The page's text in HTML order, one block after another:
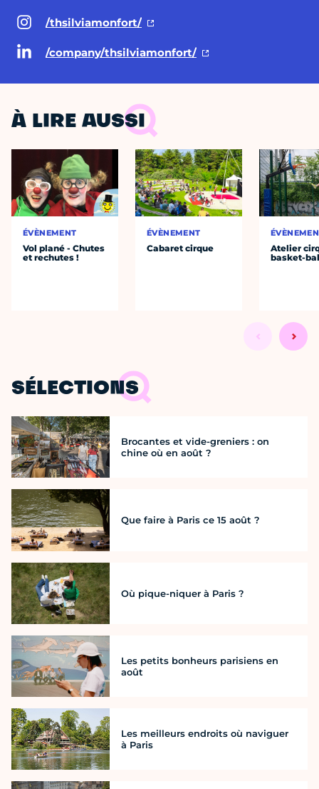
/thsilviamonfort/
/company/thsilviamonfort/
À LIRE AUSSI
ÉVÈNEMENT
Vol plané - Chutes
et rechutes !
ÉVÈNEMENT
Cabaret cirque
Atelier
basket-
SÉLECTIONS
Brocantes et vide-greniers : on
chine où en août ?
Que faire à Paris ce 15 août ?
Où pique-niquer à Paris ?
Les petits bonheurs parisiens en
août
Les meilleurs endroits où naviguer
à Paris